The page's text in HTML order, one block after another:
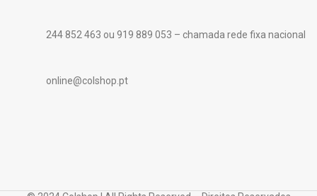
244 852 463 ou 919 889 053 – chamada rede fixa nacional
online@colshop.pt